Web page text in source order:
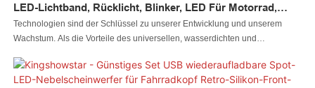
LED-Lichtband, Rücklicht, Blinker, LED Für Motorrad,
LED-Rücklicht Für Motorrad
Technologien sind der Schlüssel zu unserer Entwicklung und unserem
Wachstum. Als die Vorteile des universellen, wasserdichten und
wurden, wurden auch seine Anwendungsbereiche erheblich erweitert. Im
Bereich der Autobeleuchtungssysteme ist es von großem Wert